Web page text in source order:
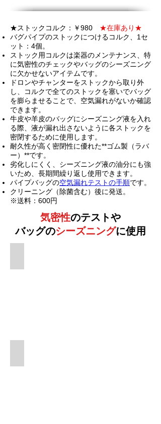
★ストックコルク：￥980 ★在庫あり★
バグパイプのストックにつけるコルク、1セ
ット：4個。
ストック用コルクは楽器のメンテナンス、特
に気密性のチェックやバッグのシーズニング
に欠かせないアイテムです。
ドロンやチャンターをストックから取り外
し、コルクで全てのストックを塞いでバッグ
を膨らませることで、空気漏れがないか確認
できます。
牛皮や羊皮のバッグにシーズニング液を入れ
る際、液が漏れ出さないように各ストックを
密閉するために使用します。
耐久性が高く密閉性に優れた**ゴム製（ラバ
ー）**です。
劣化しにくく、シーズニング液の油分にも強
いため、長期間繰り返し使用できます。
​パイプバッグの空気漏れテストの手順です。
クリーニング（除菌含む）後に発送。
※送料：600円
気密性のテストや
バッグのシーズニングに使用